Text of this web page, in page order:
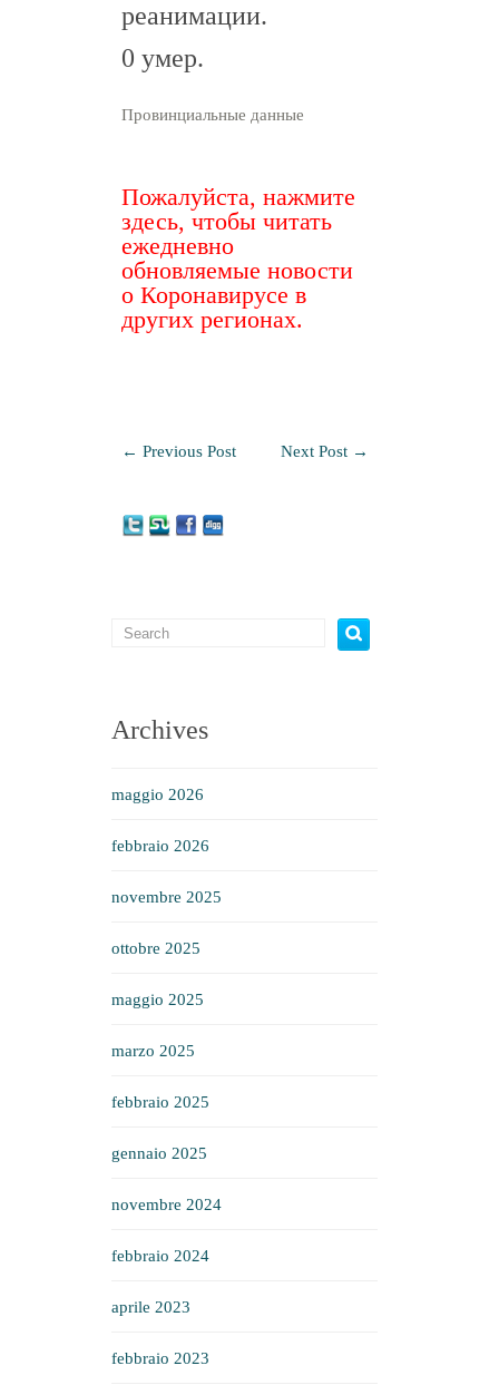
реанимации.
0 умер.
Провинциальные данные
Пожалуйста, нажмите
здесь, чтобы читать
ежедневно
обновляемые новости
о Коронавирусе в
других регионах.
← Previous Post Next Post →
Archives
maggio 2026
febbraio 2026
novembre 2025
ottobre 2025
maggio 2025
marzo 2025
febbraio 2025
gennaio 2025
novembre 2024
febbraio 2024
aprile 2023
febbraio 2023